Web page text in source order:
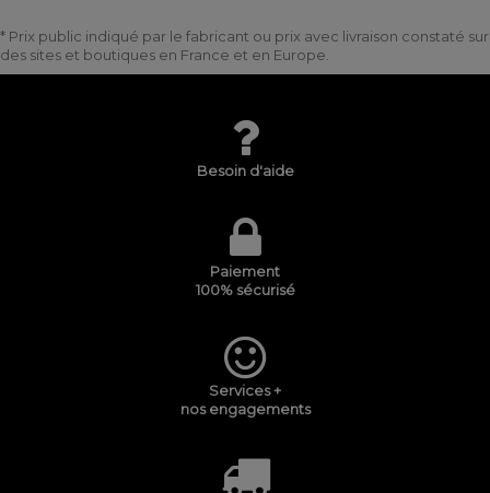
* Prix public indiqué par le fabricant ou prix avec livraison constaté sur
des sites et boutiques en France et en Europe.
Besoin d'aide
Paiement
100% sécurisé
Services +
nos engagements